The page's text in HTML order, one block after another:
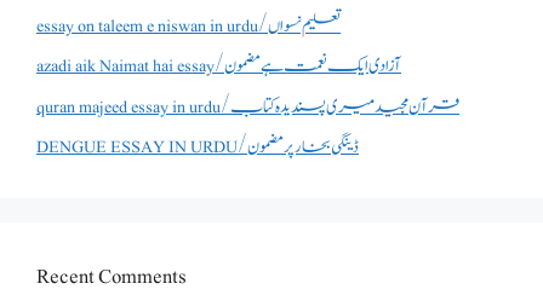
essay on taleem e niswan in urdu/تعلیم نسواں
azadi aik Naimat hai essay/آزادی ایک نعمت ہے مضمون
quran majeed essay in urdu/قرآن مجید میری پسندیدہ کتاب
DENGUE ESSAY IN URDU/ڈینگی بخار پر مضمون
Recent Comments